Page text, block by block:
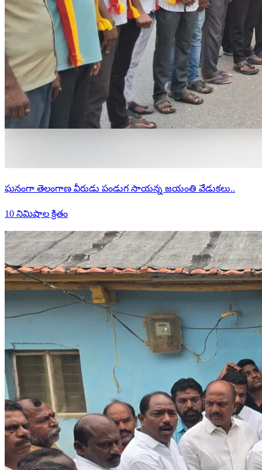
ఘనంగా తెలంగాణ వీరుడు పండుగ సాయన్న జయంతి వేడుకలు..
10 నిమిషాల క్రితం